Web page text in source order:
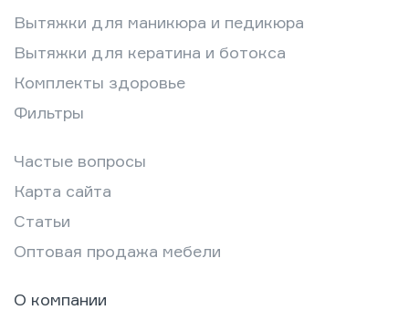
Вытяжки для маникюра и педикюра
Вытяжки для кератина и ботокса
Комплекты здоровье
Фильтры
Частые вопросы
Карта сайта
Статьи
Оптовая продажа мебели
О компании